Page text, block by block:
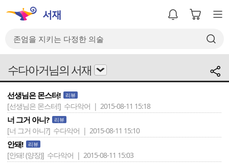
수다아거님의 서재
선생님은 몬스터! 리뷰
[선생님은 몬스터!] 수다악어 | 2015-08-11 15:18
너 그거 아니? 리뷰
[너 그거 아니?] 수다악어 | 2015-08-11 15:10
안돼! 리뷰
[안돼! (양장)] 수다악어 | 2015-08-11 15:03